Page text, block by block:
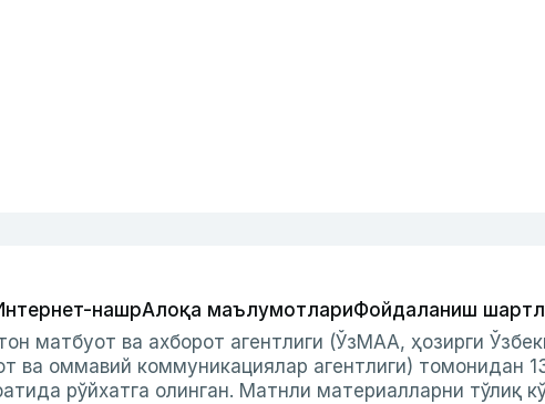
нашрАлоқа маълумотлариФойдаланиш
матбуот ва ахборот агентлиги (ЎзМАА, ҳозирги
ва оммавий коммуникациялар агентлиги) томонидан
рўйхатга олинган. Матнли материалларни тўлиқ